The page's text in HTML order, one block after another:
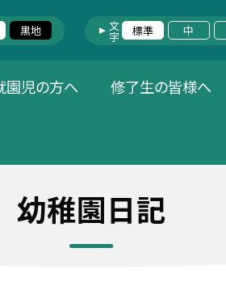
黒地 文字 標準 中
園児の方へ 修了生の皆様へ
幼稚園日記